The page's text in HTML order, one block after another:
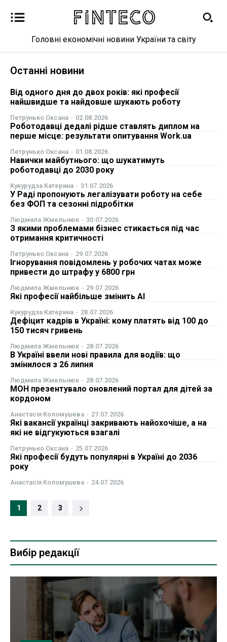
Новини
Бізнес
Фінанси
Валютний ринок
Криптовалюта
Робота і освіта
Публікації
ФОП
Курс валют
Ми в соц. мережах
Головні економічні новини України та світу
Останні новини
Від одного дня до двох років: які професії
найшвидше та найдовше шукають роботу
Петрунько Оксана - 02.08.2026
Роботодавці дедалі рідше ставлять диплом на
перше місце: результати опитування Work.ua
Петрунько Оксана - 01.08.2026
Навички майбутнього: що шукатимуть
роботодавці до 2030 року
Кукурудза Катерина - 31.07.2026
У Раді пропонують легалізувати роботу на себе
без ФОП та сезонні підробітки
Людмила Жмельнюк - 30.07.2026
З якими проблемами бізнес стикається під час
отримання критичності
Петрунько Оксана - 29.07.2026
Ігнорування повідомлень у робочих чатах може
привести до штрафу у 6800 грн
Людмила Жмельнюк - 29.07.2026
Які професії найбільше змінить AI
Кукурудза Катерина - 28.07.2026
Дефіцит кадрів в Україні: кому платять від 100 до
150 тисяч гривень
Людмила Жмельнюк - 28.07.2026
В Україні ввели нові правила для водіїв: що
змінилося з 26 липня
Людмила Жмельнюк - 28.07.2026
МОН презентувало оновлений портал для дітей за
кордоном
Анастасія Коломушева - 27.07.2026
Які вакансії українці закривають найохочіше, а на
які не відгукуються взагалі
Петрунько Оксана - 25.07.2026
Які професії будуть популярні в Україні до 2036
року
Анастасія Коломушева - 24.07.2026
1 2 3
Вибір редакції